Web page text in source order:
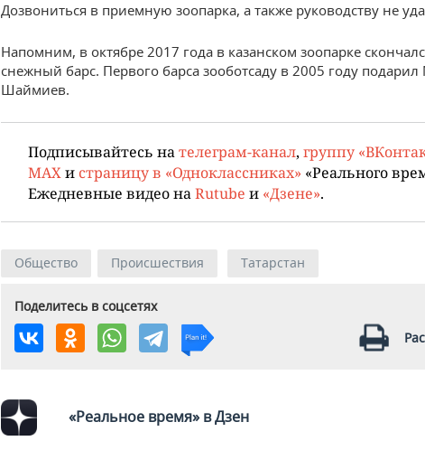
Дозвониться в приемную зоопарка, а также руководству не
Напомним, в октябре 2017 года в казанском зоопарке
снежный барс. Первого барса зооботсаду в 2005 году
Шаймиев.
Подписывайтесь на телеграм-канал, группу
MAX и страницу в «Одноклассниках» «Реального
Ежедневные видео на Rutube и «Дзене».
Общество Происшествия Татарстан
Поделитесь в соцсетях
«Реальное время» в Дзен